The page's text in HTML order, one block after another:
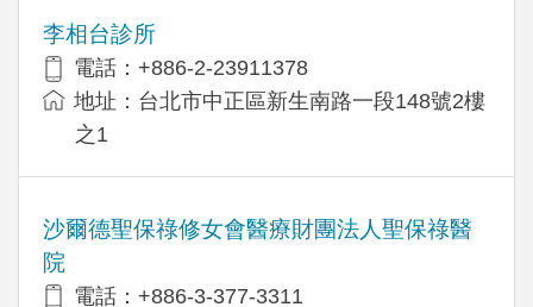
李相台診所
電話：+886-2-23911378
地址：台北市中正區新生南路一段148號2樓
之1
沙爾德聖保祿修女會醫療財團法人聖保祿醫
院
電話：+886-3-377-3311